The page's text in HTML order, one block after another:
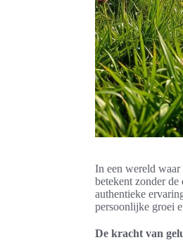
In een wereld waar
betekent zonder
authentieke
persoonlijke groei
De kracht van